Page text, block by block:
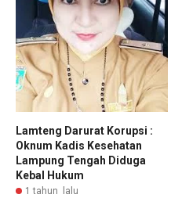
Lamteng Darurat Korupsi :
Oknum Kadis Kesehatan
Lampung Tengah Diduga
Kebal Hukum
1 tahun lalu